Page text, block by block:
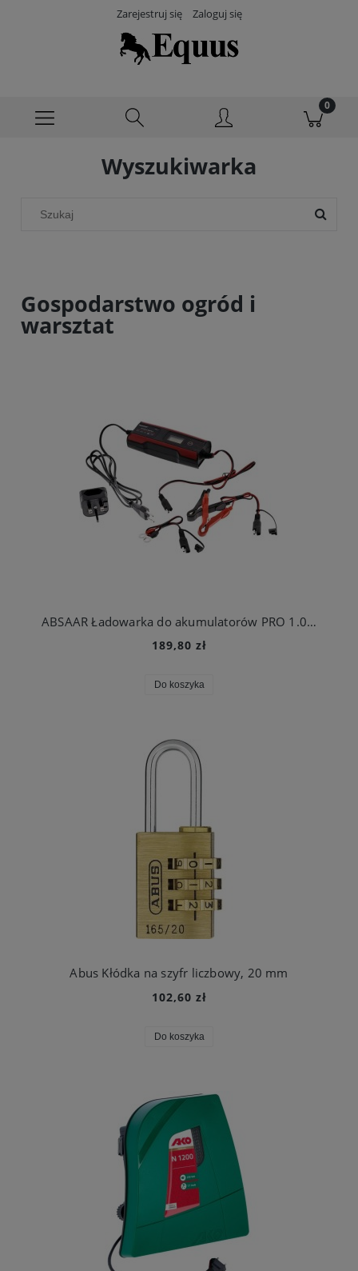
Zarejestruj się Zaloguj się
Wyszukiwarka
Gospodarstwo ogród i
warsztat
ABSAAR Ładowarka do akumulatorów PRO 1.0, 6/12 V
189,80 zł
Do koszyka
Abus Kłódka na szyfr liczbowy, 20 mm
102,60 zł
Do koszyka